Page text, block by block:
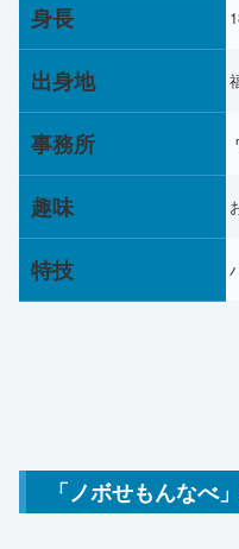
身長
出身地
事務所
趣味
特技
「ノボせもんなべ